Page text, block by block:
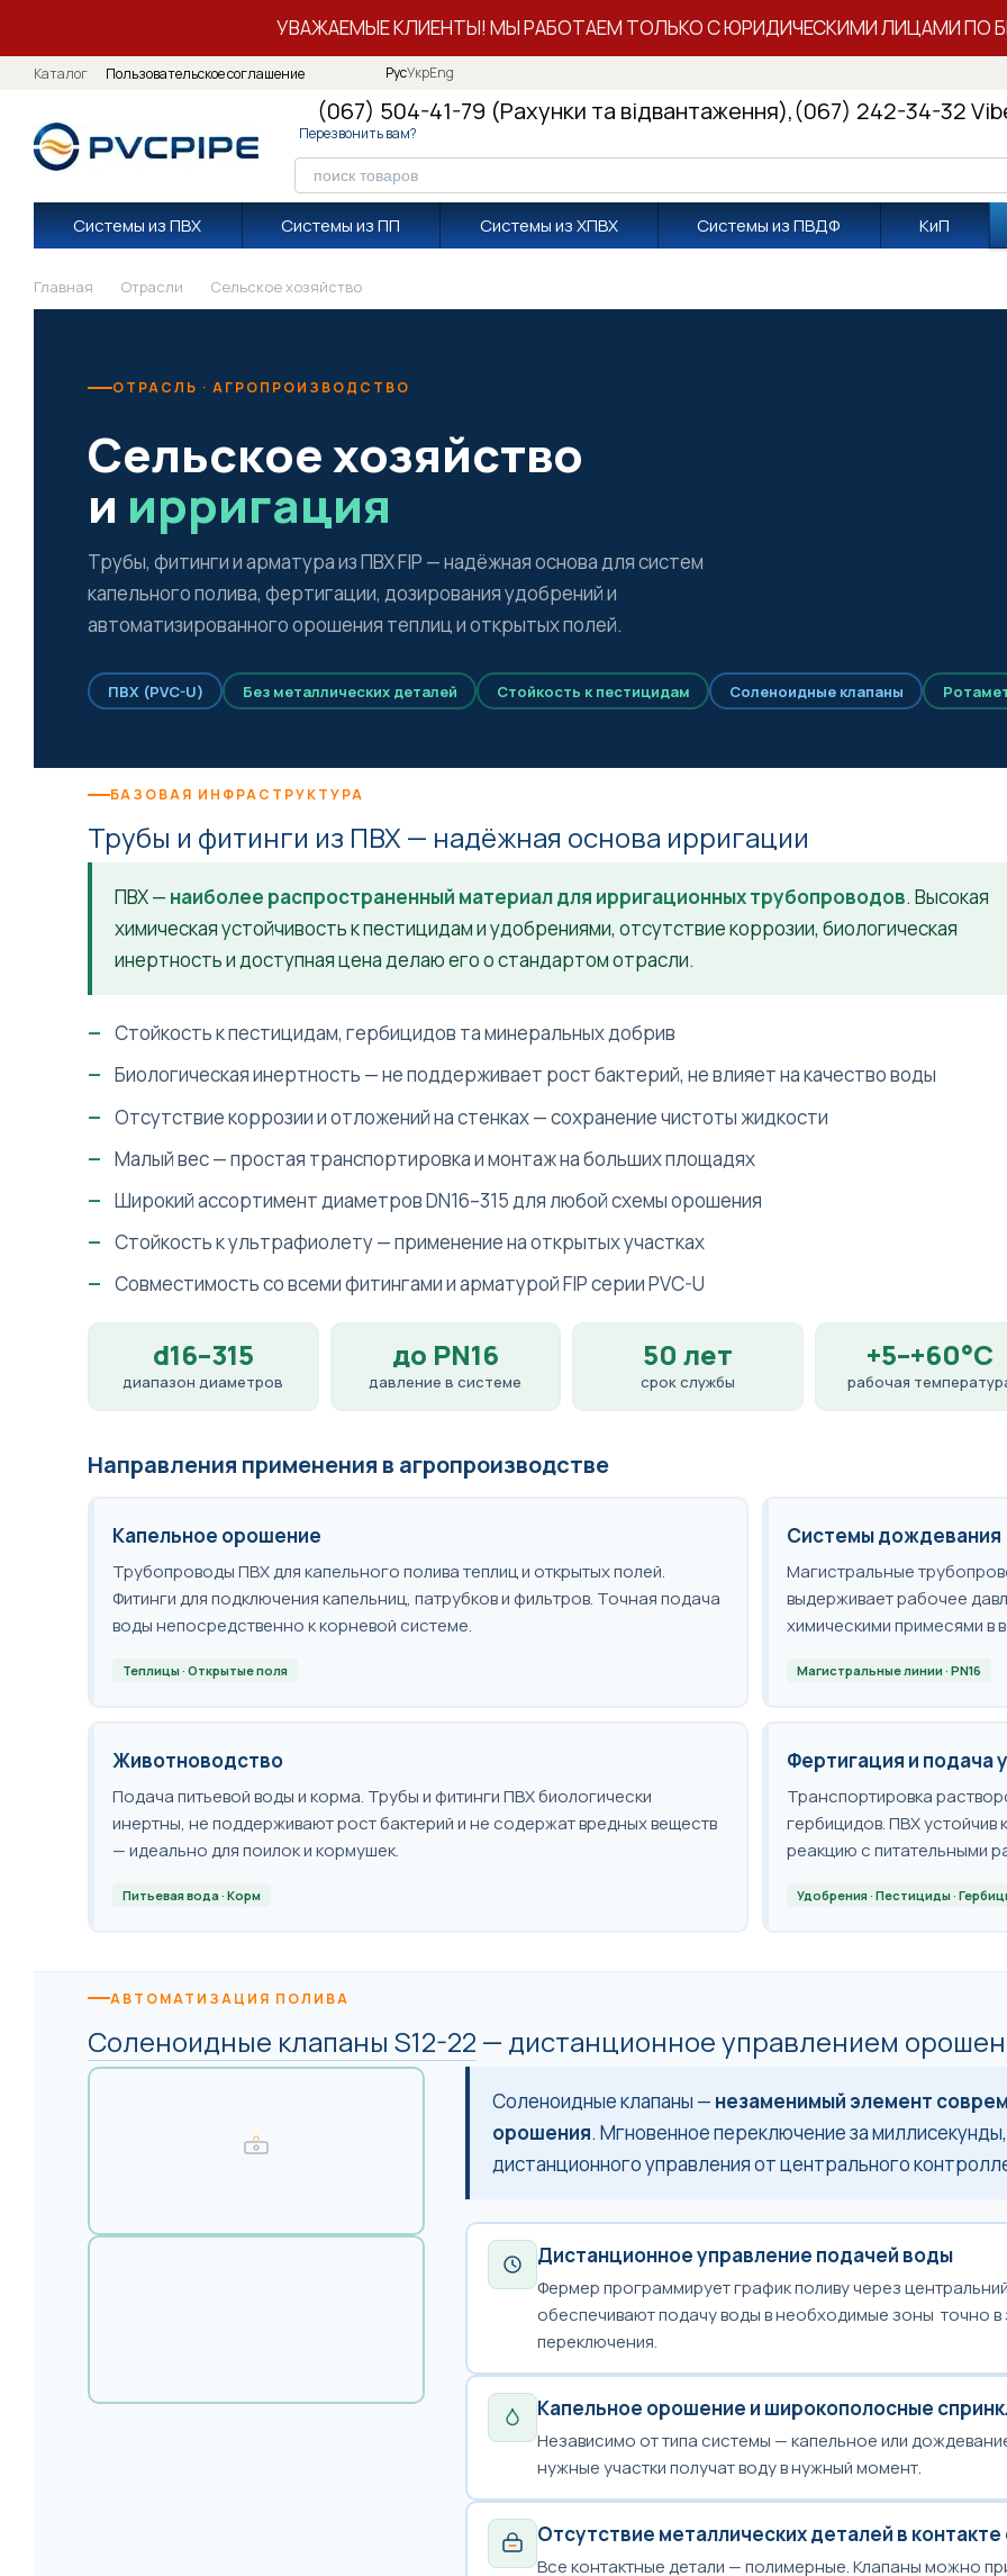
УВАЖАЕМЫЕ КЛИЕНТЫ! МЫ РАБОТАЕМ ТОЛЬКО С ЮРИДИЧЕСКИМИ ЛИЦАМИ ПО
Каталог Пользовательское соглашение РусУкрEng
(067) 504-41-79 (Рахунки та відвантаження),(067) 242-34-32
Перезвонить вам?
Системы из ПВХ Системы из ПП Системы из ХПВХ Системы из ПВДФ КиП
Главная Отрасли Сельское хозяйство
ОТРАСЛЬ · АГРОПРОИЗВОДСТВО
Сельское хозяйство
и ирригация
Трубы, фитинги и арматура из ПВХ FIP — надёжная основа для систем
капельного полива, фертигации, дозирования удобрений и
автоматизированного орошения теплиц и открытых полей.
ПВХ (PVC-U) Без металлических деталей Стойкость к пестицидам Соленоидные клапаны
БАЗОВАЯ ИНФРАСТРУКТУРА
Трубы и фитинги из ПВХ — надёжная основа ирригации
ПВХ — наиболее распространенный материал для ирригационных трубопроводов. Высокая
химическая устойчивость к пестицидам и удобрениями, отсутствие коррозии, биологическая
инертность и доступная цена делаю его о стандартом отрасли.
Стойкость к пестицидам, гербицидов та минеральных добрив
Биологическая инертность — не поддерживает рост бактерий, не влияет на качество воды
Отсутствие коррозии и отложений на стенках — сохранение чистоты жидкости
Малый вес — простая транспортировка и монтаж на больших площадях
Широкий ассортимент диаметров DN16–315 для любой схемы орошения
Стойкость к ультрафиолету — применение на открытых участках
Совместимость со всеми фитингами и арматурой FIP серии PVC-U
d16–315
диапазон диаметров
до PN16
давление в системе
50 лет
срок службы
+5–+60°C
рабочая
Направления применения в агропроизводстве
Капельное орошение
Трубопроводы ПВХ для капельного полива теплиц и открытых полей.
Фитинги для подключения капельниц, патрубков и фильтров. Точная подача
воды непосредственно к корневой системе.
Теплицы · Открытые поля
Системы дождевания
Магистральные
выдерживает рабочее
химическими примесями в
Магистральные линии · PN16
Животноводство
Подача питьевой воды и корма. Трубы и фитинги ПВХ биологически
инертны, не поддерживают рост бактерий и не содержат вредных веществ
— идеально для поилок и кормушек.
Питьевая вода · Корм
Фертигация и подача
Транспортировка
гербицидов. ПВХ устойчив
реакцию с питательными
Удобрения · Пестициды ·
АВТОМАТИЗАЦИЯ ПОЛИВА
Соленоидные клапаны S12-22 — дистанционное управлением
Соленоидные клапаны — незаменимый элемент
орошения. Мгновенное переключение за
дистанционного управления от центрального
Дистанционное управление подачей воды
Фермер программирует график поливу через
обеспечивают подачу воды в необходимые зоны точно
переключения.
Капельное орошение и широкополосные
Независимо от типа системы — капельное или
нужные участки получат воду в нужный момент.
Отсутствие металлических деталей в
Все контактные детали — полимерные. Клапаны можно